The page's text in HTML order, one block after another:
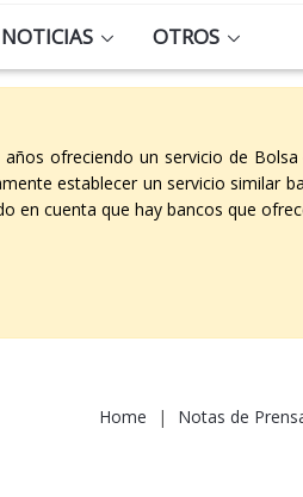
NOTICIAS OTROS
años ofreciendo un servicio de
establecer un servicio similar
en cuenta que hay bancos que
Home | Notas de